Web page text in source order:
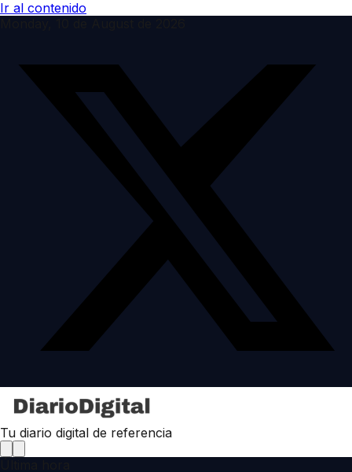
Ir al contenido
Tu diario digital de referencia